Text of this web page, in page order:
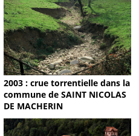
2003 : crue torrentielle dans la
commune de SAINT NICOLAS
DE MACHERIN